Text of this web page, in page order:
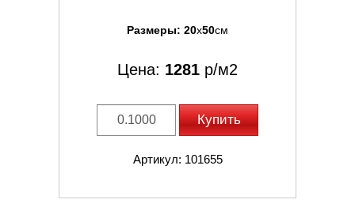
Размеры: 20x50см
Цена: 1281 р/м2
Купить
Артикул: 101655